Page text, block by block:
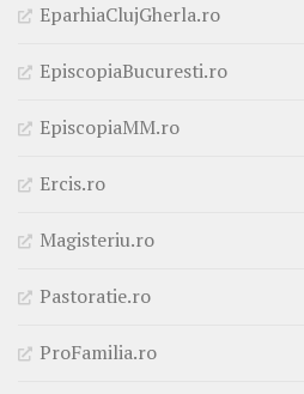
EparhiaClujGherla.ro
EpiscopiaBucuresti.ro
EpiscopiaMM.ro
Ercis.ro
Magisteriu.ro
Pastoratie.ro
ProFamilia.ro